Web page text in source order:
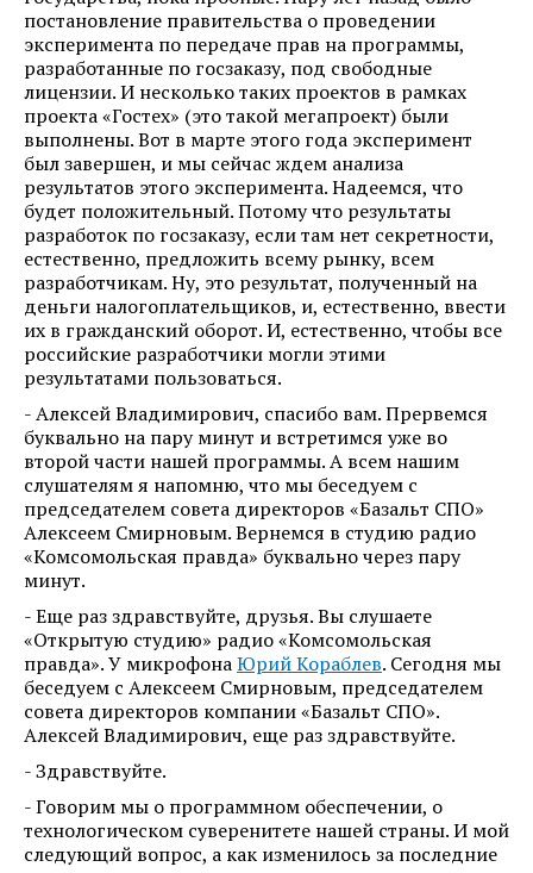
постановление правительства о проведении
эксперимента по передаче прав на программы,
разработанные по госзаказу, под свободные
лицензии. И несколько таких проектов в рамках
проекта «Гостех» (это такой мегапроект) были
выполнены. Вот в марте этого года эксперимент
был завершен, и мы сейчас ждем анализа
результатов этого эксперимента. Надеемся, что
будет положительный. Потому что результаты
разработок по госзаказу, если там нет секретности,
естественно, предложить всему рынку, всем
разработчикам. Ну, это результат, полученный на
деньги налогоплательщиков, и, естественно, ввести
их в гражданский оборот. И, естественно, чтобы все
российские разработчики могли этими
результатами пользоваться.
- Алексей Владимирович, спасибо вам. Прервемся
буквально на пару минут и встретимся уже во
второй части нашей программы. А всем нашим
слушателям я напомню, что мы беседуем с
председателем совета директоров «Базальт СПО»
Алексеем Смирновым. Вернемся в студию радио
«Комсомольская правда» буквально через пару
минут.
- Еще раз здравствуйте, друзья. Вы слушаете
«Открытую студию» радио «Комсомольская
правда». У микрофонаЮрий Кораблев. Сегодня мы
беседуем с Алексеем Смирновым, председателем
совета директоров компании «Базальт СПО».
Алексей Владимирович, еще раз здравствуйте.
- Здравствуйте.
- Говорим мы о программном обеспечении, о
технологическом суверенитете нашей страны. И мой
следующий вопрос, а как изменилось за последние